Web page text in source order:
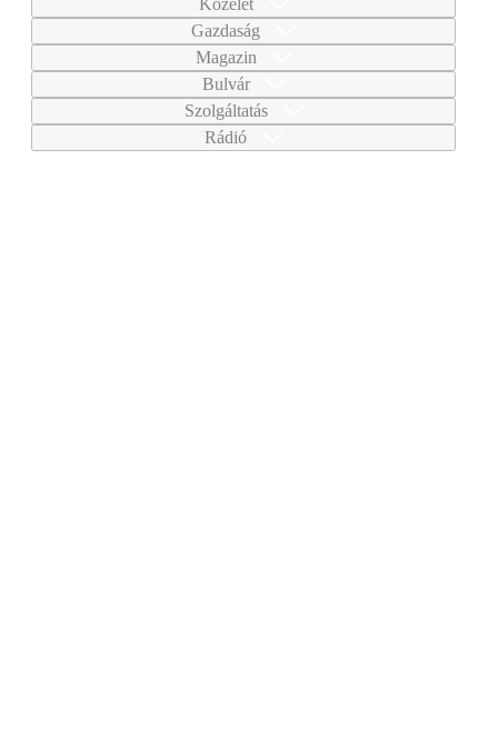
Közélet
Gazdaság
Magazin
Bulvár
Szolgáltatás
Rádió